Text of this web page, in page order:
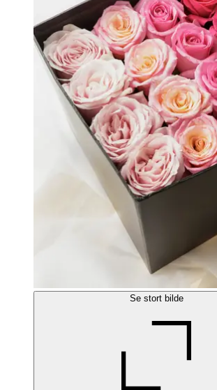
Se stort bilde